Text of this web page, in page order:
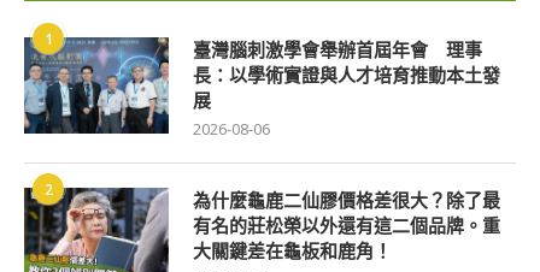
1
臺灣腦刺激學會舉辦首屆年會 理事
長：以學術實證與人才培育推動本土發
展
2026-08-06
2
為什麼龜鹿二仙膠價格差很大？除了最
有名的莊松榮以外還有這二個品牌。重
大關鍵差在龜板和鹿角！